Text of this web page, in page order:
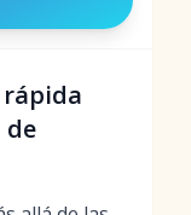
rápida
de